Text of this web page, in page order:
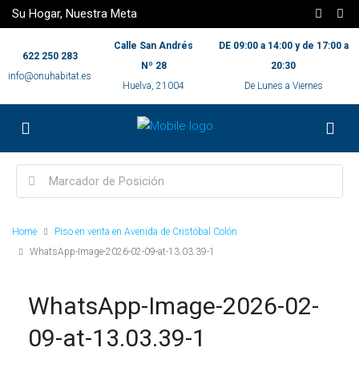
Su Hogar, Nuestra Meta
622 250 283
info@onuhabitat.es
Calle San Andrés
Nº 28
Huelva, 21004
DE 09:00 a 14:00 y de 17:00 a
20:30
De Lunes a Viernes
Home
Piso en venta en Avenida de Cristóbal Colón
WhatsApp-Image-2026-02-09-at-13.03.39-1
WhatsApp-Image-2026-02-
09-at-13.03.39-1